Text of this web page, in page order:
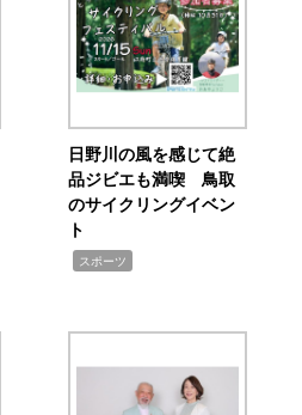
日野川の風を感じて絶
品ジビエも満喫 鳥取
のサイクリングイベン
ト
スポーツ